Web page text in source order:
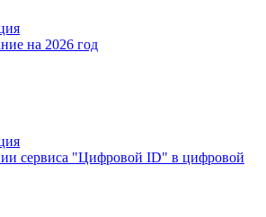
на 2026 год
сервиса "Цифровой ID" в цифровой